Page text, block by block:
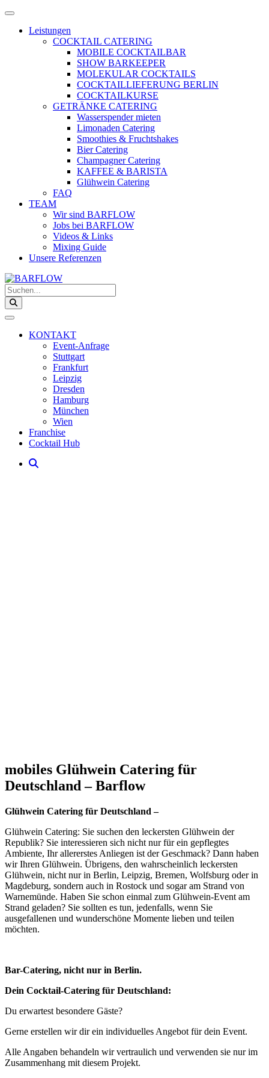
Zum
springen
Menü
öffnenLeistungen
COCKTAIL CATERING
MOBILE COCKTAILBAR
SHOW BARKEEPER
MOLEKULAR COCKTAILS
COCKTAILLIEFERUNG BERLIN
COCKTAILKURSE
GETRÄNKE CATERING
Wasserspender mieten
Limonaden Catering
Smoothies & Fruchtshakes
Bier Catering
Champagner Catering
KAFFEE & BARISTA
Glühwein Catering
FAQ
TEAM
Wir sind BARFLOW
Jobs bei BARFLOW
Videos & Links
Mixing Guide
Unsere Referenzen
Suchen...
KONTAKT
Event-Anfrage
Stuttgart
Frankfurt
Leipzig
Dresden
Hamburg
München
Wien
Franchise
Cocktail Hub
mobiles Glühwein Catering für
Deutschland – Barflow
Glühwein Catering für Deutschland –
Glühwein Catering: Sie suchen den leckersten Glühwein der
Republik? Sie interessieren sich nicht nur für ein gepflegtes
Ambiente, Ihr allererstes Anliegen ist der Geschmack? Dann haben
wir Ihren Glühwein. Übrigens, den wahrscheinlich leckersten
Glühwein, nicht nur in Berlin, Leipzig, Bremen, Wolfsburg oder in
Magdeburg, sondern auch in Rostock und sogar am Strand von
Warnemünde. Haben Sie schon einmal zum Glühwein-Event am
Strand geladen? Sie sollten es tun, jedenfalls, wenn Sie
ausgefallenen und wunderschöne Momente lieben und teilen
möchten.
Bar-Catering, nicht nur in Berlin.
Dein Cocktail-Catering für Deutschland:
Du erwartest besondere Gäste?
Gerne erstellen wir dir ein individuelles Angebot für dein Event.
Alle Angaben behandeln wir vertraulich und verwenden sie nur im
Zusammenhang mit diesem Projekt.